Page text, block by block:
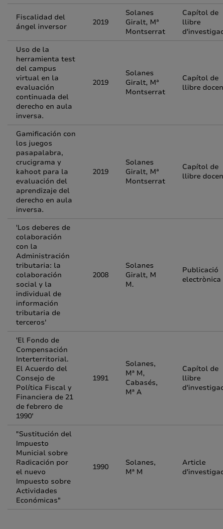
Fiscalidad del
ángel inversor
2019
Solanes
Giralt, Mª
Montserrat
Capítol de
llibre
Uso de la
herramienta test
del campus
virtual en la
evaluación
continuada del
derecho en aula
inversa.
2019
Solanes
Giralt, Mª
Montserrat
Capítol de
llibre
Gamificación con
los juegos
pasapalabra,
crucigrama y
kahoot para la
evaluación del
aprendizaje del
derecho en aula
inversa.
2019
Solanes
Giralt, Mª
Montserrat
Capítol de
llibre
'Los deberes de
colaboración
con la
Administración
tributaria: la
colaboración
social y la
individual de
información
tributaria de
terceros'
2008
Solanes
Giralt, M
M.
Publicació
electrònica
'El Fondo de
Compensación
Interterritorial.
El Acuerdo del
Consejo de
Política Fiscal y
Financiera de 21
de febrero de
1990'
1991
Solanes,
Mª M,
Cabasés,
Mª A
Capítol de
llibre
"Sustitución del
Impuesto
Municial sobre
Radicación por
el nuevo
Impuesto sobre
Actividades
Económicas"
1990
Solanes,
Mª M
Article